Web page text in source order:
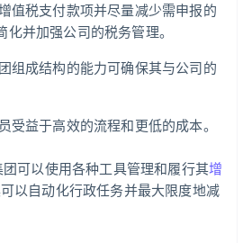
值税支付款项并尽量减少需申报的
化并加强公司的税务管理。
组成结构的能力可确保其与公司的
受益于高效的流程和更低的成本。
团可以使用各种工具管理和履行其增
以自动化行政任务并最大限度地减